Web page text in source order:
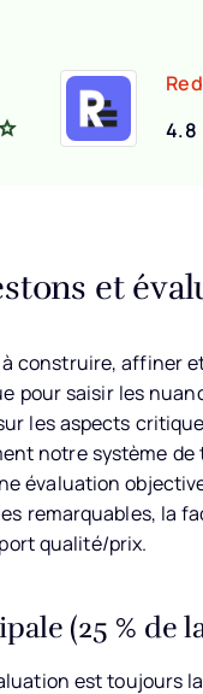
4.8
et
à construire, affiner
pour saisir les
les aspects
notre système
évaluation
remarquables, la
qualité/prix.
(25 % de
est toujours